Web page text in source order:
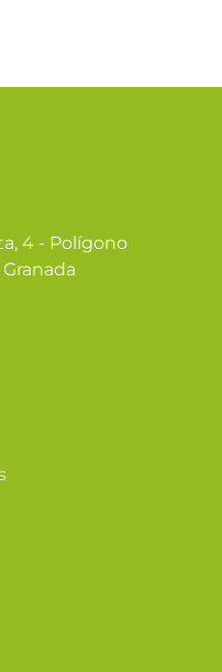
4 - Polígono